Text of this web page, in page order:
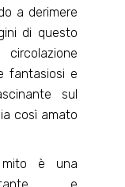
a derimere
di questo
fantasiosi e
sul
così amato
è una